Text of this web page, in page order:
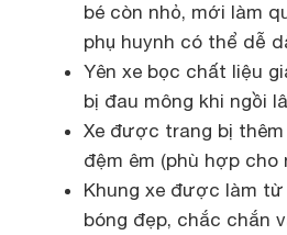
bé còn nhỏ, mới làm
phụ huynh có thể dễ
Yên xe bọc chất liệu
bị đau mông khi ngồi
Xe được trang bị
đệm êm (phù hợp cho
Khung xe được làm
bóng đẹp, chắc chắn